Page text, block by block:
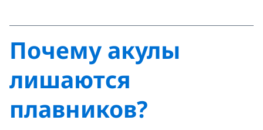
Почему акулы
лишаются
плавников?